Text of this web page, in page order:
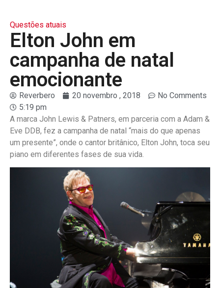
Questões atuais
Elton John em
campanha de natal
emocionante
Reverbero 20 novembro , 2018
No Comments
5:19 pm
A marca John Lewis & Patners, em parceria com a Adam &
Eve DDB, fez a campanha de natal “mais do que apenas
um presente”, onde o cantor britânico, Elton John, toca seu
piano em diferentes fases de sua vida.